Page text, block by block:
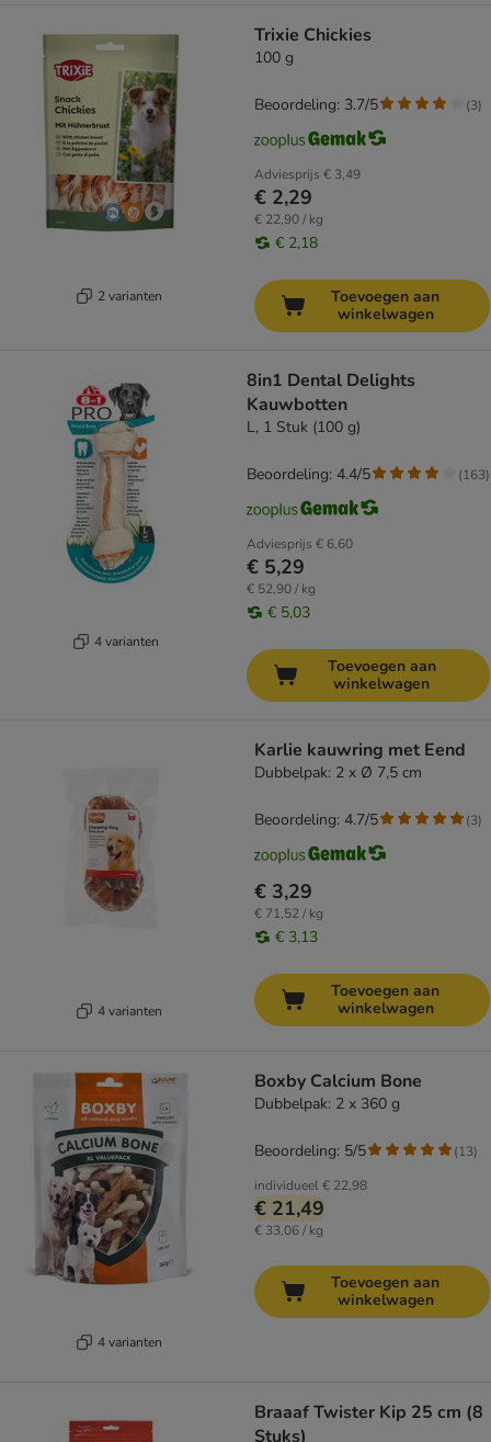
2 varianten
Trixie Chickies
100 g
Adviesprijs € 3,49
€ 2,29
€ 22,90 / kg
€ 2,18
Beoordeling: 3.7/5 (3)
Toevoegen aan
winkelwagen
4 varianten
8in1 Dental Delights
Kauwbotten
L, 1 Stuk (100 g)
Adviesprijs € 6,60
€ 5,29
€ 52,90 / kg
€ 5,03
Beoordeling: 4.4/5 (163)
Toevoegen aan
winkelwagen
4 varianten
Karlie kauwring met Eend
Dubbelpak: 2 x Ø 7,5 cm
€ 3,29
€ 71,52 / kg
€ 3,13
Beoordeling: 4.7/5 (3)
Toevoegen aan
winkelwagen
4 varianten
Boxby Calcium Bone
Dubbelpak: 2 x 360 g
individueel€ 22,98
€ 21,49
€ 33,06 / kg
Beoordeling: 5/5 (13)
Toevoegen aan
winkelwagen
Braaaf Twister Kip 25 cm (8
Stuks)